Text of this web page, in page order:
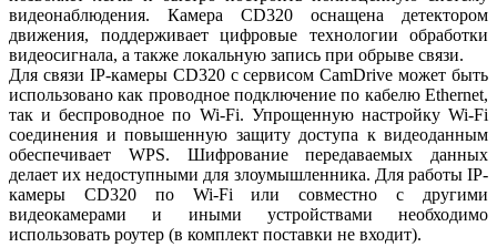
видеонаблюдения. Камера CD320 оснащена детектором
движения, поддерживает цифровые технологии обработки
видеосигнала, а также локальную запись при обрыве связи.
Для связи IP-камеры CD320 с сервисом CamDrive может быть
использовано как проводное подключение по кабелю Ethernet,
так и беспроводное по Wi-Fi. Упрощенную настройку Wi-Fi
соединения и повышенную защиту доступа к видеоданным
обеспечивает WPS. Шифрование передаваемых данных
делает их недоступными для злоумышленника. Для работы IP-
камеры CD320 по Wi-Fi или совместно с другими
видеокамерами и иными устройствами необходимо
использовать роутер (в комплект поставки не входит).